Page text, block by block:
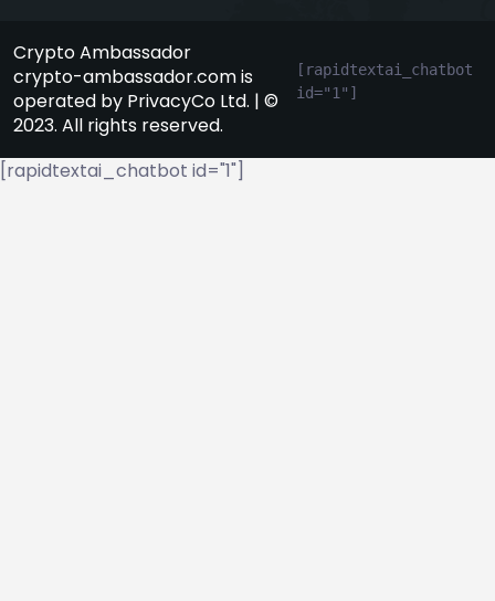
Crypto Ambassador
crypto-ambassador.com is
operated by PrivacyCo Ltd. | ©
2023. All rights reserved.
[rapidtextai_chatbot
id="1"]
[rapidtextai_chatbot id="1"]